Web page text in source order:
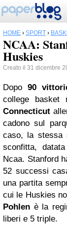
HOME › SPORT ›
NCAA:
Huskies
Creato il 31 dicembre
Dopo 90
college basket
Connecticut
cadono sul
caso, la stessa
sconfitta,
Ncaa. Stanford
52 successi
una partita
cui le Huskies
Pohlen è la
liberi e 5 triple.